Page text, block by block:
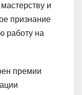
и
признание
работу на
премии